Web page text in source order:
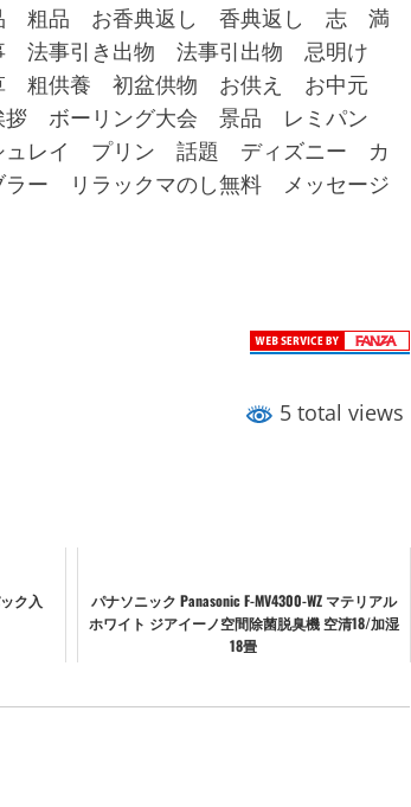
粗品 お香典返し 香典返し 志 満
法事引き出物 法事引出物 忌明け
粗供養 初盆供物 お供え お中元
ボーリング大会 景品 レミパン
ュレイ プリン 話題 ディズニー カ
ー リラックマのし無料 メッセージ
5 total views
ク入
パナソニック Panasonic F-MV4300-WZ マテリアル
ホワイト ジアイーノ空間除菌脱臭機 空清18/加湿
18畳